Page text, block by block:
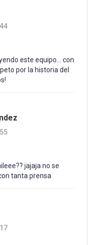
este equipo... con
por la historia del
jajaja no se
tanta prensa